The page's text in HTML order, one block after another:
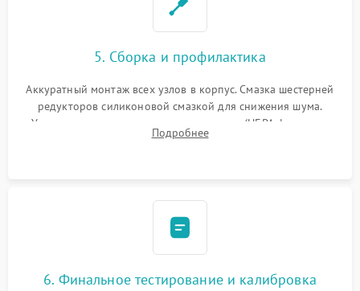
5. Сборка и профилактика
Аккуратный монтаж всех узлов в корпус. Смазка шестерней
редукторов силиконовой смазкой для снижения шума.
Установка новых расходных материалов (HEPA-фильтров,
микрофибры, щеток). Надежная фиксация разъемов и
Подробнее
6. Финальное тестирование и калибровка